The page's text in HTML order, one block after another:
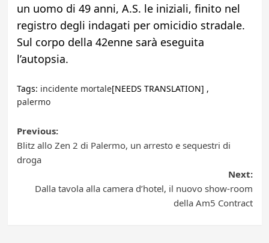
un uomo di 49 anni, A.S. le iniziali, finito nel
registro degli indagati per omicidio stradale.
Sul corpo della 42enne sarà eseguita
l’autopsia.
Tags: incidente mortale[NEEDS TRANSLATION] ,
palermo
Post
navigation
Previous:
Blitz allo Zen 2 di Palermo, un arresto e sequestri di
droga
Next:
Dalla tavola alla camera d’hotel, il nuovo show-room
della Am5 Contract